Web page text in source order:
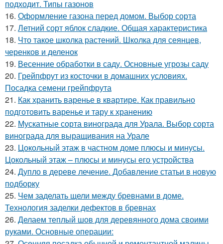
подходит. Типы газонов
16. Оформление газона перед домом. Выбор сорта
17. Летний сорт яблок сладкие. Общая характеристика
18. Что такое школка растений. Школка для сеянцев,
черенков и деленок
19. Весенние обработки в саду. Основные угрозы саду
20. Грейпфрут из косточки в домашних условиях.
Посадка семени грейпфрута
21. Как хранить варенье в квартире. Как правильно
подготовить варенье и тару к хранению
22. Мускатные сорта винограда для Урала. Выбор сорта
винограда для выращивания на Урале
23. Цокольный этаж в частном доме плюсы и минусы.
Цокольный этаж – плюсы и минусы его устройства
24. Дупло в дереве лечение. Добавление статьи в новую
подборку
25. Чем заделать щели между бревнами в доме.
Технология заделки дефектов в бревнах
26. Делаем теплый шов для деревянного дома своими
руками. Основные операции: